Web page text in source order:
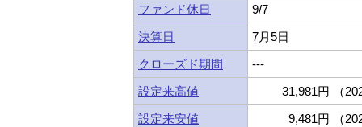
ファンド休日
9/7
決算日
7月5日
クローズド期間
---
設定来高値
31,981円 （
設定来安値
9,481円 （